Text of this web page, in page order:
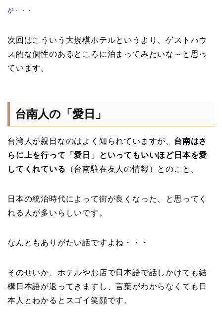
が・・・
次回はこういう大規模ホテルというより、ゲストハウ
ス的な個性のあるところに泊まってみたいな～と思っ
ています。
台南人の「愛日」
台湾人が親日なのはよく知られていますが、 台南はさ
らに上を行って「愛日」といってもいいほど日本を愛
してくれている （台南駐在友人の情報）とのこと。
日本の統治時代によって街が良くなった、と思ってく
れる人が多いらしいです。
なんともありがたい話ですよね・・・
そのせいか、ホテルやお店で日本語で話しかけても結
構日本語が返ってきますし、言葉がわからなくても日
本人とわかるとスゴイ笑顔です。